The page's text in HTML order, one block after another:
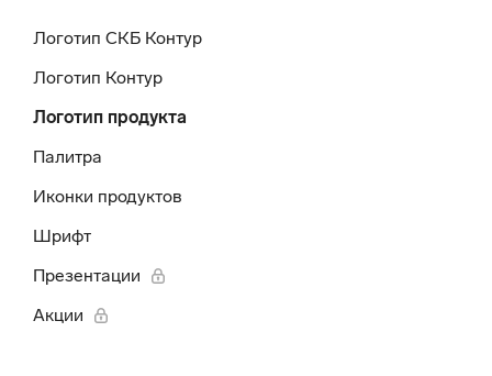
Логотип СКБ Контур
Логотип Контур
Логотип продукта
Палитра
Иконки продуктов
Шрифт
Презентации
Акции